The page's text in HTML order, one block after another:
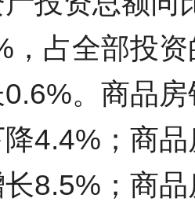
，占全部投
。商品
4.4%；商
8.5%；商